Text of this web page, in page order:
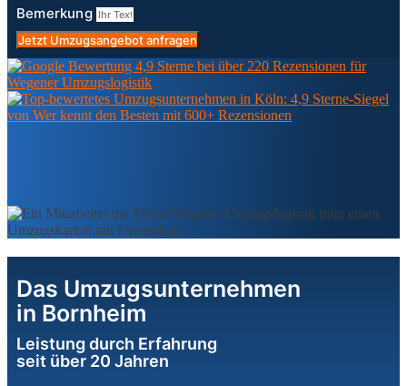
Bemerkung
Jetzt Umzugsangebot anfragen
Das Umzugsunternehmen
in Bornheim
Leistung durch Erfahrung
seit über 20 Jahren